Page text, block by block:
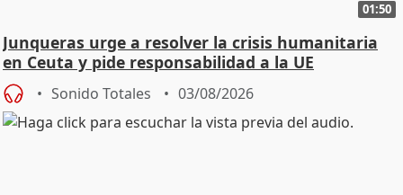
01:50
Junqueras urge a resolver la crisis humanitaria
en Ceuta y pide responsabilidad a la UE
Sonido Totales 03/08/2026